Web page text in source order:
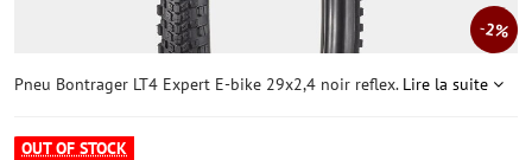
2%
Pneu Bontrager LT4 Expert E-bike 29x2,4 noir reflex. Lire la suite
OUT OF STOCK